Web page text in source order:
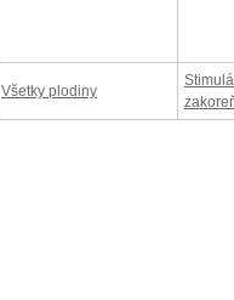
Všetky plodiny